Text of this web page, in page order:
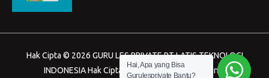
Hak Cipta © 2026 GURU LES PRIVATE PT LATIS TEKNOLOGI
INDONESIA Hak Cipta dilindungi Undang-Undang.
Hai, Apa yang Bisa
Gurulesprivate Bantu?